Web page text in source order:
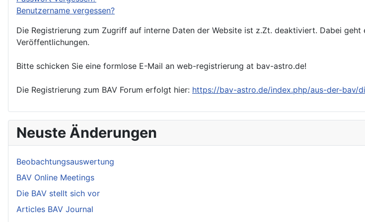
Benutzername vergessen?
Die Registrierung zum Zugriff auf interne Daten der Website ist z.Zt. deaktiviert. Dabei
Veröffentlichungen.
Bitte schicken Sie eine formlose E-Mail an web-registrierung at bav-astro.de!
Die Registrierung zum BAV Forum erfolgt hier: https://bav-astro.de/index.php/aus-der-bav/
Neuste Änderungen
Beobachtungsauswertung
BAV Online Meetings
Die BAV stellt sich vor
Articles BAV Journal